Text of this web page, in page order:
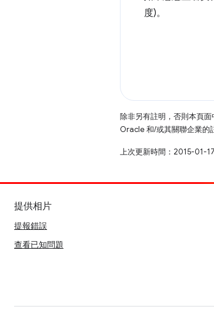
度)。
除非另有註明，否則本頁
Oracle 和/或其關聯企業的
上次更新時間：2015-01-17
提供相片
提報錯誤
查看已知問題